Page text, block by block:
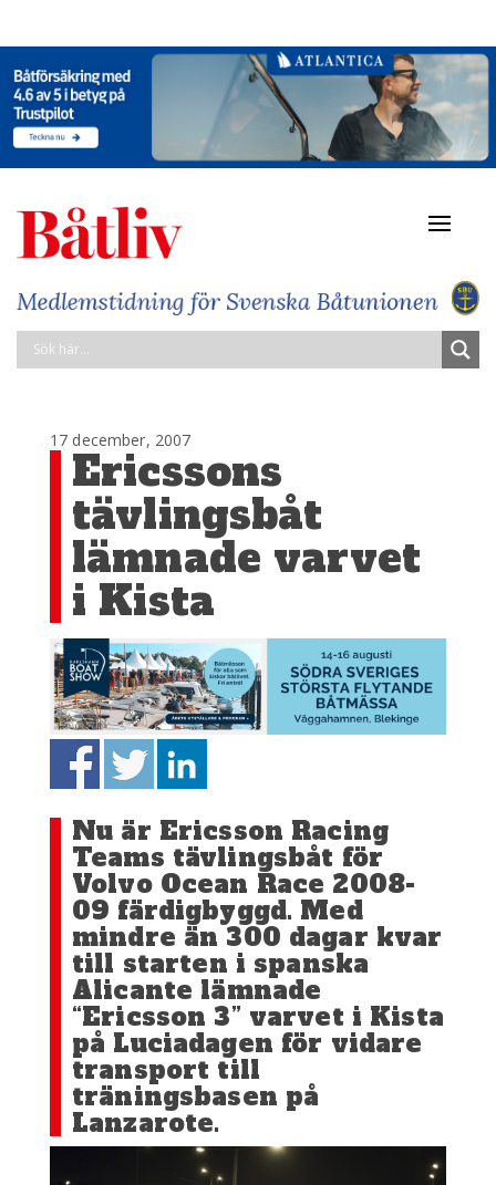
17 december, 2007
Ericssons
tävlingsbåt
lämnade varvet
i Kista
Nu är Ericsson Racing
Teams tävlingsbåt för
Volvo Ocean Race 2008-
09 färdigbyggd. Med
mindre än 300 dagar kvar
till starten i spanska
Alicante lämnade
“Ericsson 3” varvet i Kista
på Luciadagen för vidare
transport till
träningsbasen på
Lanzarote.